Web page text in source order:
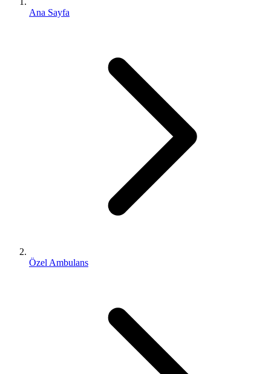
Ana Sayfa
Özel Ambulans